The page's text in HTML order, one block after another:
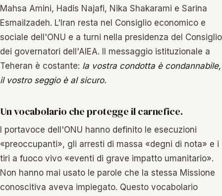
Mahsa Amini, Hadis Najafi, Nika Shakarami e Sarina
Esmailzadeh. L'Iran resta nel Consiglio economico e
sociale dell'ONU e a turni nella presidenza del Consiglio
dei governatori dell'AIEA. Il messaggio istituzionale a
Teheran è costante: la vostra condotta è condannabile,
il vostro seggio è al sicuro.
Un vocabolario che protegge il carnefice.
I portavoce dell'ONU hanno definito le esecuzioni
«preoccupanti», gli arresti di massa «degni di nota» e i
tiri a fuoco vivo «eventi di grave impatto umanitario».
Non hanno mai usato le parole che la stessa Missione
conoscitiva aveva impiegato. Questo vocabolario